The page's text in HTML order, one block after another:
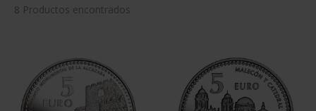
8 Productos encontrados